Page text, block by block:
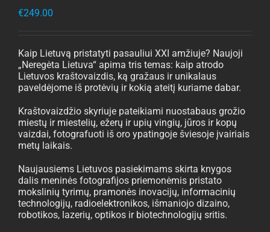
€249.00
Kaip Lietuvą pristatyti pasauliui XXI amžiuje? Naujoji
„Neregėta Lietuva“ apima tris temas: kaip atrodo
Lietuvos kraštovaizdis, ką gražaus ir unikalaus
paveldėjome iš protėvių ir kokią ateitį kuriame dabar.
Kraštovaizdžio skyriuje pateikiami nuostabaus grožio
miestų ir miestelių, ežerų ir upių vingių, jūros ir kopų
vaizdai, fotografuoti iš oro ypatingoje šviesoje įvairiais
metų laikais.
Naujausiems Lietuvos pasiekimams skirta knygos
dalis meninės fotografijos priemonėmis pristato
mokslinių tyrimų, pramonės inovacijų, informacinių
technologijų, radioelektronikos, išmaniojo dizaino,
robotikos, lazerių, optikos ir biotechnologijų sritis.